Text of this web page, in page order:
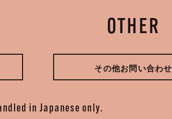
OTHER
その他お問い合わせ
in Japanese only.